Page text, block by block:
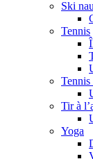
Ski
Tennis
Tennis
Tir à
Yoga